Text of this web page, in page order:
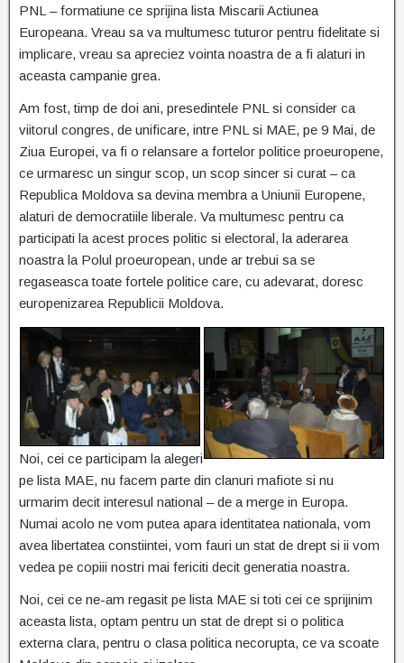
PNL – formatiune ce sprijina lista Miscarii Actiunea
Europeana. Vreau sa va multumesc tuturor pentru fidelitate si
implicare, vreau sa apreciez vointa noastra de a fi alaturi in
aceasta campanie grea.
Am fost, timp de doi ani, presedintele PNL si consider ca
viitorul congres, de unificare, intre PNL si MAE, pe 9 Mai, de
Ziua Europei, va fi o relansare a fortelor politice proeuropene,
ce urmaresc un singur scop, un scop sincer si curat – ca
Republica Moldova sa devina membra a Uniunii Europene,
alaturi de democratiile liberale. Va multumesc pentru ca
participati la acest proces politic si electoral, la aderarea
noastra la Polul proeuropean, unde ar trebui sa se
regaseasca toate fortele politice care, cu adevarat, doresc
europenizarea Republicii Moldova.
Noi, cei ce participam la alegeri
pe lista MAE, nu facem parte din clanuri mafiote si nu
urmarim decit interesul national – de a merge in Europa.
Numai acolo ne vom putea apara identitatea nationala, vom
avea libertatea constiintei, vom fauri un stat de drept si ii vom
vedea pe copiii nostri mai fericiti decit generatia noastra.
Noi, cei ce ne-am regasit pe lista MAE si toti cei ce sprijinim
aceasta lista, optam pentru un stat de drept si o politica
externa clara, pentru o clasa politica necorupta, ce va scoate